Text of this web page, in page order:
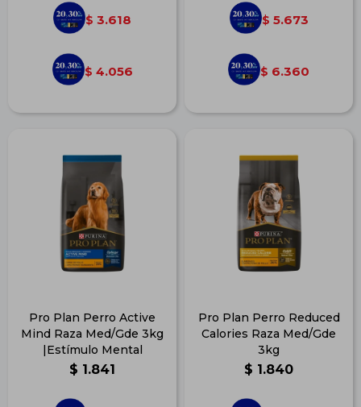
$ 3.618
$ 4.056
$ 5.673
$ 6.360
Pro Plan Perro Active
Mind Raza Med/Gde 3kg
|Estímulo Mental
$ 1.841
Pro Plan Perro Reduced
Calories Raza Med/Gde
3kg
$ 1.840